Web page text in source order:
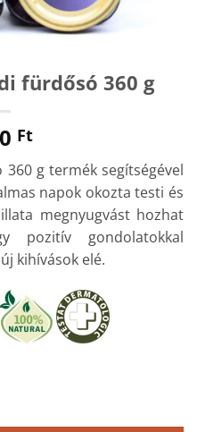
fürdősó 360 g
Ft
g termék segítségével
napok okozta testi és
megnyugvást hozhat
pozitív gondolatokkal
kihívások elé.
mennyiség